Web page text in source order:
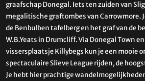
graafschap Donegal. Iets ten zuiden van
megalitische graftombes van Carrowmore.
de Benbulben tafelberg en het graf van de
W.B.Yeats in Drumcliff. Via Donegal Town
vissersplaatsje Killybegs kun je een mooie
spectaculaire Slieve League rijden, de
Je hebt hier prachtige